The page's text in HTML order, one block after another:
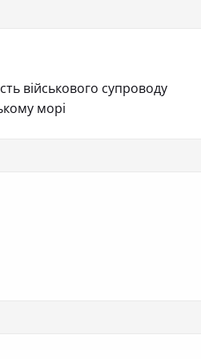
військового супроводу
морі